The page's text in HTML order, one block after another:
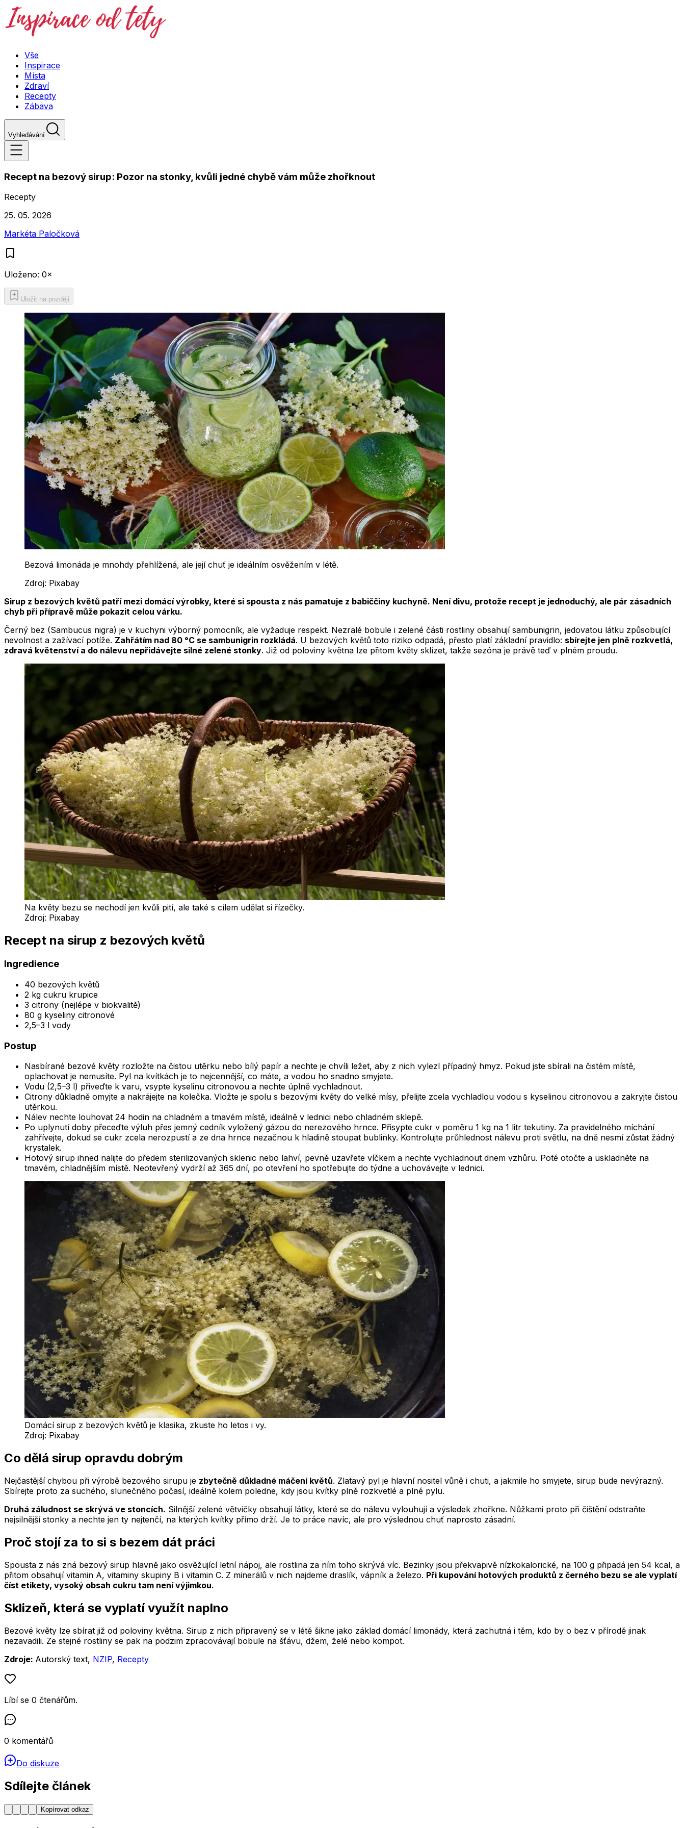
Vše
Inspirace
Místa
Zdraví
Recepty
Zábava
Vyhledávání
Recept na bezový sirup: Pozor na stonky, kvůli jedné chybě vám může zhořknout
Recepty
25. 05. 2026
Markéta Paločková
Uloženo: 0×
Uložit na později
Bezová limonáda je mnohdy přehlížená, ale její chuť je ideálním osvěžením v létě.
Zdroj: Pixabay
Sirup z bezových květů patří mezi domácí výrobky, které si spousta z nás pamatuje z babiččiny kuchyně. Není divu, protože recept je jednoduchý, ale pár zásadních
chyb při přípravě může pokazit celou várku.
Černý bez (Sambucus nigra) je v kuchyni výborný pomocník, ale vyžaduje respekt. Nezralé bobule i zelené části rostliny obsahují sambunigrin, jedovatou látku způsobující
nevolnost a zažívací potíže. Zahřátím nad 80 °C se sambunigrin rozkládá. U bezových květů toto riziko odpadá, přesto platí základní pravidlo: sbírejte jen plně rozkvetlá,
zdravá květenství a do nálevu nepřidávejte silné zelené stonky. Již od poloviny května lze přitom květy sklízet, takže sezóna je právě teď v plném proudu.
Na květy bezu se nechodí jen kvůli pití, ale také s cílem udělat si řízečky.
Zdroj: Pixabay
Recept na sirup z bezových květů
Ingredience
40 bezových květů
2 kg cukru krupice
3 citrony (nejlépe v biokvalitě)
80 g kyseliny citronové
2,5–3 l vody
Postup
Nasbírané bezové květy rozložte na čistou utěrku nebo bílý papír a nechte je chvíli ležet, aby z nich vylezl případný hmyz. Pokud jste sbírali na čistém místě,
oplachovat je nemusíte. Pyl na kvítkách je to nejcennější, co máte, a vodou ho snadno smyjete.
Vodu (2,5–3 l) přiveďte k varu, vsypte kyselinu citronovou a nechte úplně vychladnout.
Citrony důkladně omyjte a nakrájejte na kolečka. Vložte je spolu s bezovými květy do velké mísy, přelijte zcela vychladlou vodou s kyselinou citronovou a zakryjte čistou
utěrkou.
Nálev nechte louhovat 24 hodin na chladném a tmavém místě, ideálně v lednici nebo chladném sklepě.
Po uplynutí doby přeceďte výluh přes jemný cedník vyložený gázou do nerezového hrnce. Přisypte cukr v poměru 1 kg na 1 litr tekutiny. Za pravidelného míchání
zahřívejte, dokud se cukr zcela nerozpustí a ze dna hrnce nezačnou k hladině stoupat bublinky. Kontrolujte průhlednost nálevu proti světlu, na dně nesmí zůstat žádný
krystalek.
Hotový sirup ihned nalijte do předem sterilizovaných sklenic nebo lahví, pevně uzavřete víčkem a nechte vychladnout dnem vzhůru. Poté otočte a uskladněte na
tmavém, chladnějším místě. Neotevřený vydrží až 365 dní, po otevření ho spotřebujte do týdne a uchovávejte v lednici.
Domácí sirup z bezových květů je klasika, zkuste ho letos i vy.
Zdroj: Pixabay
Co dělá sirup opravdu dobrým
Nejčastější chybou při výrobě bezového sirupu je zbytečně důkladné máčení květů. Zlatavý pyl je hlavní nositel vůně i chuti, a jakmile ho smyjete, sirup bude nevýrazný.
Sbírejte proto za suchého, slunečného počasí, ideálně kolem poledne, kdy jsou kvítky plně rozkvetlé a plné pylu.
Druhá záludnost se skrývá ve stoncích. Silnější zelené větvičky obsahují látky, které se do nálevu vylouhují a výsledek zhořkne. Nůžkami proto při čištění odstraňte
nejsilnější stonky a nechte jen ty nejtenčí, na kterých kvítky přímo drží. Je to práce navíc, ale pro výslednou chuť naprosto zásadní.
Proč stojí za to si s bezem dát práci
Spousta z nás zná bezový sirup hlavně jako osvěžující letní nápoj, ale rostlina za ním toho skrývá víc. Bezinky jsou překvapivě nízkokalorické, na 100 g připadá jen 54 kcal, a
přitom obsahují vitamin A, vitaminy skupiny B i vitamin C. Z minerálů v nich najdeme draslík, vápník a železo. Při kupování hotových produktů z černého bezu se ale vyplatí
číst etikety, vysoký obsah cukru tam není výjimkou.
Sklizeň, která se vyplatí využít naplno
Bezové květy lze sbírat již od poloviny května. Sirup z nich připravený se v létě šikne jako základ domácí limonády, která zachutná i těm, kdo by o bez v přírodě jinak
nezavadili. Ze stejné rostliny se pak na podzim zpracovávají bobule na šťávu, džem, želé nebo kompot.
Zdroje: Autorský text, NZIP, Recepty
Líbí se 0 čtenářům.
0 komentářů
Do diskuze
Sdílejte článek
Kopírovat odkaz